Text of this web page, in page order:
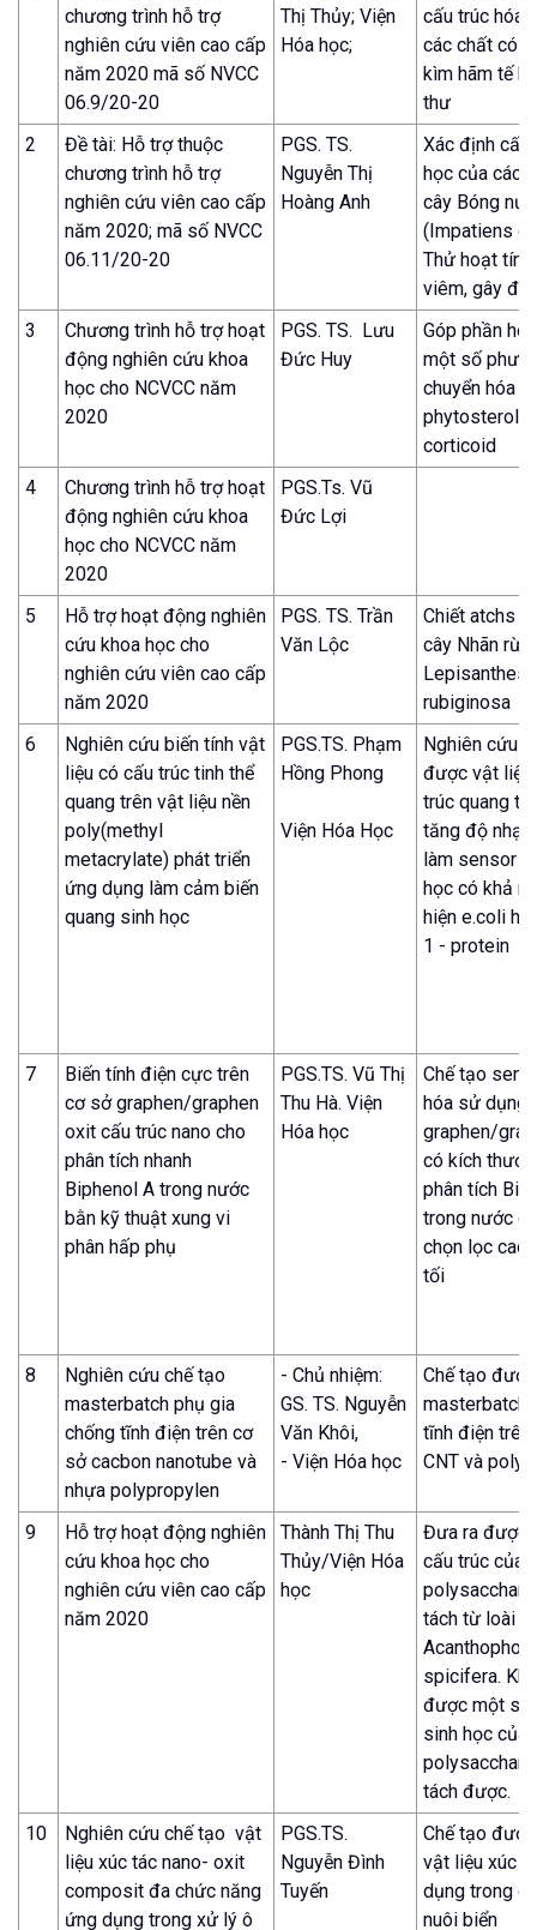
chương trình hỗ trợ
nghiên cứu viên cao cấp
năm 2020 mã số NVCC
06.9/20-20
Thị Thủy; Viện
Hóa học;
cấu trúc hóa
các chất có
kìm hãm tế
thư
2
Đề tài: Hỗ trợ thuộc
chương trình hỗ trợ
nghiên cứu viên cao cấp
năm 2020; mã số NVCC
06.11/20-20
PGS. TS.
Nguyễn Thị
Hoàng Anh
Xác định cấu
học của các
cây Bóng
(Impatiens
Thử hoạt tính
viêm, gây
3
Chương trình hỗ trợ hoạt
động nghiên cứu khoa
học cho NCVCC năm
2020
PGS. TS. Lưu
Đức Huy
Góp phần
một số
chuyển hóa
phytosterol
corticoid
4
Chương trình hỗ trợ hoạt
động nghiên cứu khoa
học cho NCVCC năm
2020
PGS.Ts. Vũ
Đức Lợi
5
Hỗ trợ hoạt động nghiên
cứu khoa học cho
nghiên cứu viên cao cấp
năm 2020
PGS. TS. Trần
Văn Lộc
Chiết atchs
cây Nhãn
Lepisanthes
rubiginosa
6
Nghiên cứu biến tính vật
liệu có cấu trúc tinh thể
quang trên vật liệu nền
poly(methyl
metacrylate) phát triển
ứng dụng làm cảm biến
quang sinh học
PGS.TS. Phạm
Hồng Phong
Viện Hóa Học
Nghiên cứu
được vật liệu
trúc quang tử
tăng độ
làm sensor
học có khả
hiện e.coli
1 - protein
7
Biến tính điện cực trên
cơ sở graphen/graphen
oxit cấu trúc nano cho
phân tích nhanh
Biphenol A trong nước
bằn kỹ thuật xung vi
phân hấp phụ
PGS.TS. Vũ Thị
Thu Hà. Viện
Hóa học
Chế tạo
hóa sử dụng
graphen/
có kích
phân tích
trong nước
chọn lọc
tối
8
Nghiên cứu chế tạo
masterbatch phụ gia
chống tĩnh điện trên cơ
sở cacbon nanotube và
nhựa polypropylen
- Chủ nhiệm:
GS. TS. Nguyễn
Văn Khôi,
- Viện Hóa học
Chế tạo được
masterbatch
tĩnh điện trên
CNT và
9
Hỗ trợ hoạt động nghiên
cứu khoa học cho
nghiên cứu viên cao cấp
năm 2020
Thành Thị Thu
Thủy/Viện Hóa
học
Đưa ra được
cấu trúc của
tách từ loài
Acanthophora
spicifera.
được một số
sinh học của
tách được.
10
Nghiên cứu chế tạo vật
liệu xúc tác nano- oxit
composit đa chức năng
ứng dụng trong xử lý ô
PGS.TS.
Nguyễn Đình
Tuyến
Chế tạo
vật liệu xúc
dụng trong
nuôi biển